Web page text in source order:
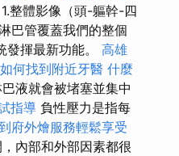
1.整體影像（頭-軀幹-四
巴管覆蓋我們的整個
揮最新功能。 高雄
如何找到附近牙醫 什麼
液就會被堵塞並集中
指導 負性壓力是指每
府外燴服務輕鬆享受
內部和外部因素都很